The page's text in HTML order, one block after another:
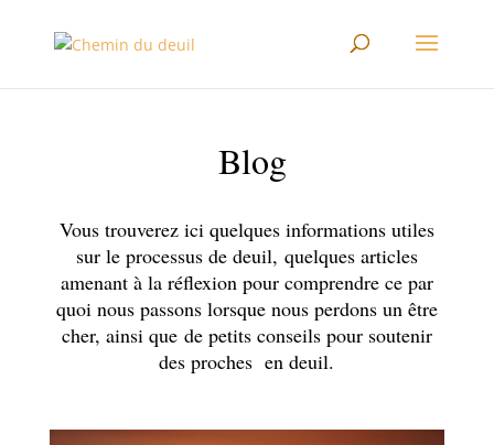
Blog
Vous trouverez ici quelques informations utiles
sur le processus de deuil, quelques articles
amenant à la réflexion pour comprendre ce par
quoi nous passons lorsque nous perdons un être
cher, ainsi que de petits conseils pour soutenir
des proches en deuil.